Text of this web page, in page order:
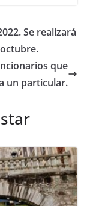
Se realizará
que
un particular.